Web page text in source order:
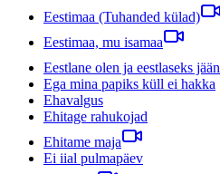
Eestimaa (Tuhanded külad)
Eestimaa, mu isamaa
Eestlane olen ja eestlaseks jään
Ega mina papiks küll ei hakka
Ehavalgus
Ehitage rahukojad
Ehitame maja
Ei iial pulmapäev